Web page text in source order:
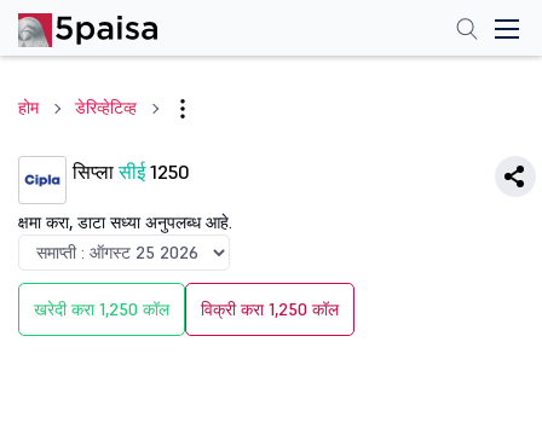
होम डेरिव्हेटिव्ह
सिप्लासीई1250
क्षमा करा, डाटा सध्या अनुपलब्ध आहे.
खरेदी करा 1,250 कॉल विक्री करा 1,250 कॉल